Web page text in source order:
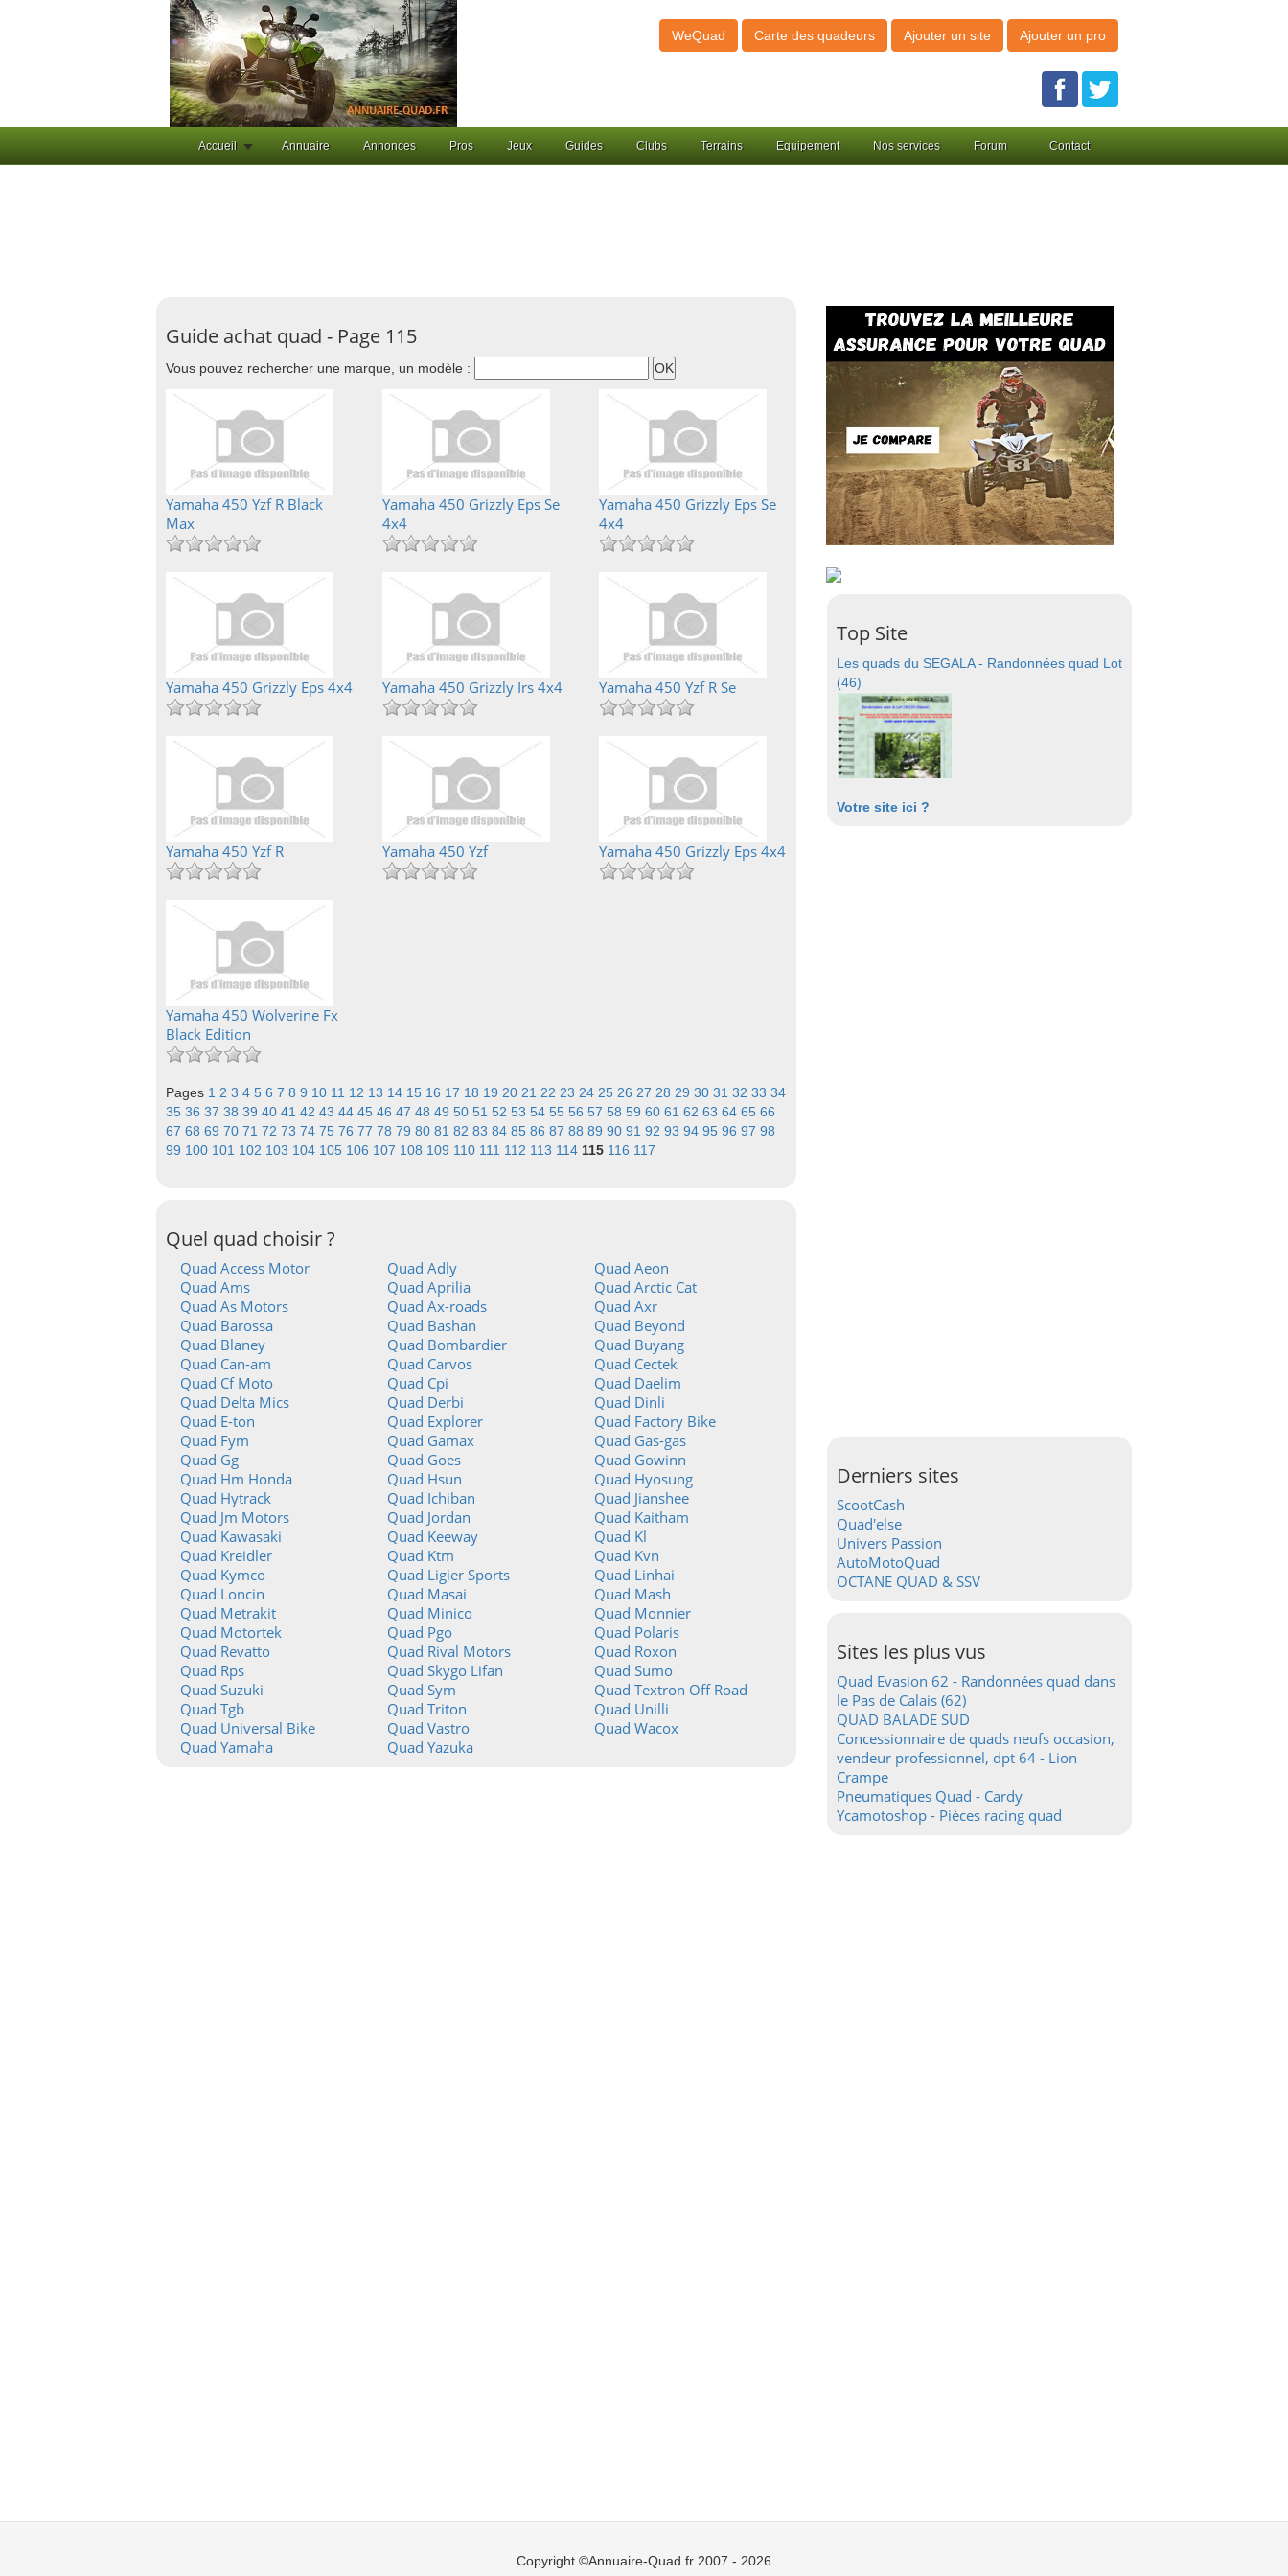
WeQuad Carte des quadeurs Ajouter un site Ajouter un pro
Accueil Annuaire Annonces Pros Jeux Guides Clubs Terrains Equipement Nos services Forum Contact
Guide achat quad - Page 115
Vous pouvez rechercher une marque, un modèle :
Yamaha 450 Yzf R Black
Max
Yamaha 450 Grizzly Eps Se
4x4
Yamaha 450 Grizzly Eps Se
4x4
Yamaha 450 Grizzly Eps 4x4 Yamaha 450 Grizzly Irs 4x4 Yamaha 450 Yzf R Se
Yamaha 450 Yzf R Yamaha 450 Yzf Yamaha 450 Grizzly Eps 4x4
Yamaha 450 Wolverine Fx
Black Edition
Pages 1 2 3 4 5 6 7 8 9 10 11 12 13 14 15 16 17 18 19 20 21 22 23 24 25 26 27 28 29 30 31 32 33 34
35 36 37 38 39 40 41 42 43 44 45 46 47 48 49 50 51 52 53 54 55 56 57 58 59 60 61 62 63 64 65 66
67 68 69 70 71 72 73 74 75 76 77 78 79 80 81 82 83 84 85 86 87 88 89 90 91 92 93 94 95 96 97 98
99 100 101 102 103 104 105 106 107 108 109 110 111 112 113 114 115 116 117
Quel quad choisir ?
Quad Access Motor Quad Adly
Quad Aeon
Quad Ams
Quad Aprilia
Quad Arctic Cat
Quad As Motors
Quad Ax-roads
Quad Axr
Quad Barossa
Quad Bashan
Quad Beyond
Quad Blaney
Quad Bombardier
Quad Buyang
Quad Can-am
Quad Carvos
Quad Cectek
Quad Cf Moto
Quad Cpi
Quad Daelim
Quad Delta Mics
Quad Derbi
Quad Dinli
Quad E-ton
Quad Explorer
Quad Factory Bike
Quad Fym
Quad Gamax
Quad Gas-gas
Quad Gg
Quad Goes
Quad Gowinn
Quad Hm Honda
Quad Hsun
Quad Hyosung
Quad Hytrack
Quad Ichiban
Quad Jianshee
Quad Jm Motors
Quad Jordan
Quad Kaitham
Quad Kawasaki
Quad Keeway
Quad Kl
Quad Kreidler
Quad Ktm
Quad Kvn
Quad Kymco
Quad Ligier Sports
Quad Linhai
Quad Loncin
Quad Masai
Quad Mash
Quad Metrakit
Quad Minico
Quad Monnier
Quad Motortek
Quad Pgo
Quad Polaris
Quad Revatto
Quad Rival Motors
Quad Roxon
Quad Rps
Quad Skygo Lifan
Quad Sumo
Quad Suzuki
Quad Sym
Quad Textron Off Road
Quad Tgb
Quad Triton
Quad Unilli
Quad Universal Bike
Quad Vastro
Quad Wacox
Quad Yamaha
Quad Yazuka
Top Site
Les quads du SEGALA - Randonnées quad Lot
(46)
Votre site ici ?
Derniers sites
ScootCash
Quad'else
Univers Passion
AutoMotoQuad
OCTANE QUAD & SSV
Sites les plus vus
Quad Evasion 62 - Randonnées quad dans
le Pas de Calais (62)
QUAD BALADE SUD
Concessionnaire de quads neufs occasion,
vendeur professionnel, dpt 64 - Lion
Crampe
Pneumatiques Quad - Cardy
Ycamotoshop - Pièces racing quad
Copyright ©Annuaire-Quad.fr 2007 - 2026